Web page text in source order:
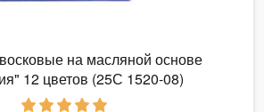
на масляной основе
12 цветов (25С 1520-08)